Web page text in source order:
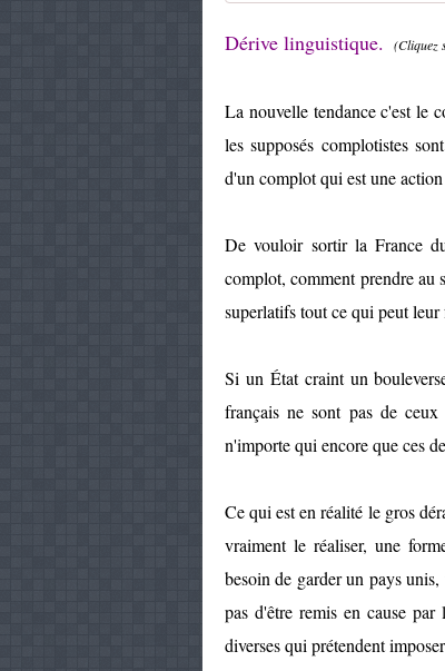
Dérive linguistique. (Cliquez
La nouvelle tendance c'est le
les supposés complotistes
d'un complot qui est une
De vouloir sortir la France
complot, comment prendre au
superlatifs tout ce qui peut
Si un État craint un
français ne sont pas de
n'importe qui encore que ces
Ce qui est en réalité le gros
vraiment le réaliser, une
besoin de garder un pays
pas d'être remis en cause
diverses qui prétendent